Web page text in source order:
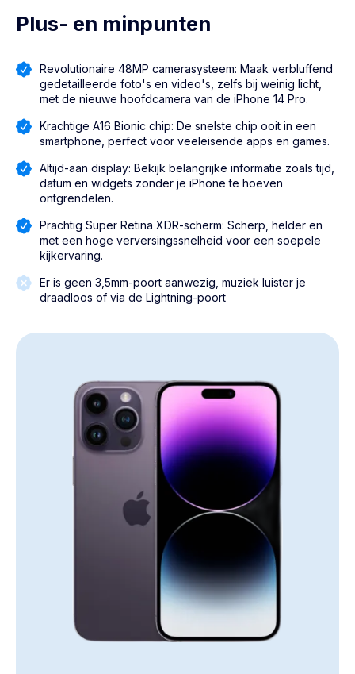
Plus- en minpunten
Revolutionaire 48MP camerasysteem: Maak verbluffend
gedetailleerde foto's en video's, zelfs bij weinig licht,
met de nieuwe hoofdcamera van de iPhone 14 Pro.
Krachtige A16 Bionic chip: De snelste chip ooit in een
smartphone, perfect voor veeleisende apps en games.
Altijd-aan display: Bekijk belangrijke informatie zoals tijd,
datum en widgets zonder je iPhone te hoeven
ontgrendelen.
Prachtig Super Retina XDR-scherm: Scherp, helder en
met een hoge verversingssnelheid voor een soepele
kijkervaring.
Er is geen 3,5mm-poort aanwezig, muziek luister je
draadloos of via de Lightning-poort